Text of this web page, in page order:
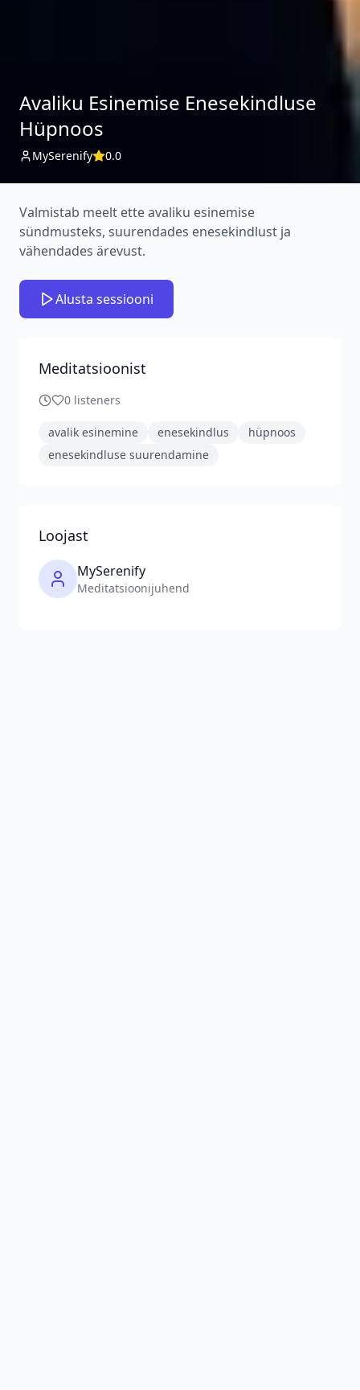
Avaliku Esinemise Enesekindluse
Hüpnoos
MySerenify 0.0
Valmistab meelt ette avaliku esinemise
sündmusteks, suurendades enesekindlust ja
vähendades ärevust.
Alusta sessiooni
Meditatsioonist
0 listeners
avalik esinemine enesekindlus
hüpnoos
enesekindluse suurendamine
Loojast
MySerenify
Meditatsioonijuhend